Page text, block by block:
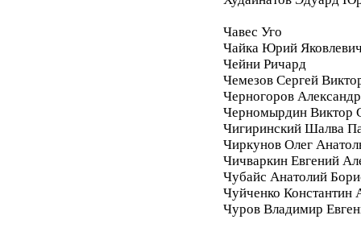
Чавес Уго
Чайка Юрий
Чейни Ричард
Чемезов Сергей
Черногоров
Черномырдин Виктор
Чигиринский Шалва
Чиркунов Олег
Чичваркин Евгений
Чубайс Анатолий
Чуйченко Константин
Чуров Владимир